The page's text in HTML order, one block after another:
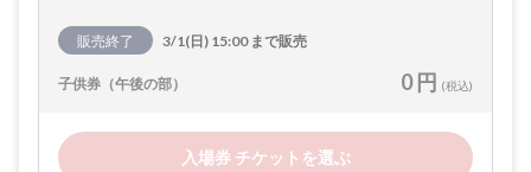
販売終了 3/1(日) 15:00 まで販売
子供券（午後の部） 0 円 (税込)
入場券 チケットを選ぶ